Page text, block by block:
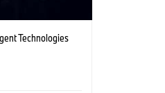
Technologies